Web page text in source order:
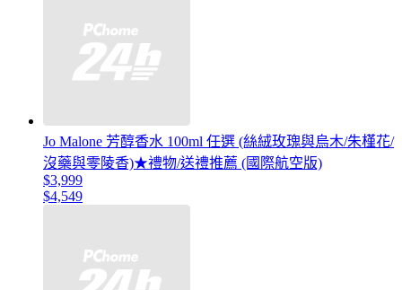
Jo Malone 芳醇香水 100ml 任選 (絲絨玫瑰與烏木/朱槿花/
沒藥與零陵香)★禮物/送禮推薦 (國際航空版)
$3,999
$4,549